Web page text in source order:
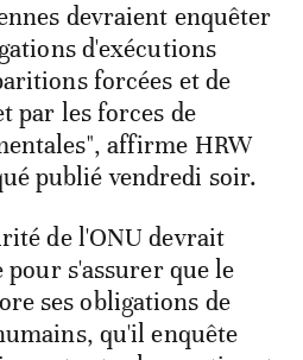
devraient enquêter
d'exécutions
forcées et de
par les forces de
affirme HRW
publié vendredi soir.
de l'ONU devrait
s'assurer que le
ses obligations de
qu'il enquête